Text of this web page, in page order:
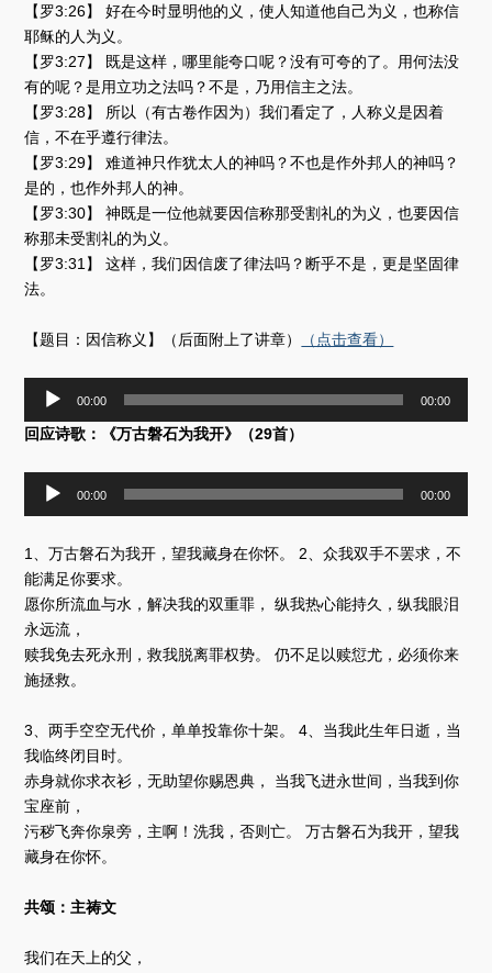
【罗3:26】 好在今时显明他的义，使人知道他自己为义，也称信
耶稣的人为义。
【罗3:27】 既是这样，哪里能夸口呢？没有可夸的了。用何法没
有的呢？是用立功之法吗？不是，乃用信主之法。
【罗3:28】 所以（有古卷作因为）我们看定了，人称义是因着
信，不在乎遵行律法。
【罗3:29】 难道神只作犹太人的神吗？不也是作外邦人的神吗？
是的，也作外邦人的神。
【罗3:30】 神既是一位他就要因信称那受割礼的为义，也要因信
称那未受割礼的为义。
【罗3:31】 这样，我们因信废了律法吗？断乎不是，更是坚固律
法。
【题目：因信称义】（后面附上了讲章） （点击查看）
播
00:00 00:00
回应诗歌：《万古磐石为我开》（29首）
放
器
00:00 00:00
1、万古磐石为我开，望我藏身在你怀。 2、众我双手不罢求，不
能满足你要求。
愿你所流血与水，解决我的双重罪， 纵我热心能持久，纵我眼泪
永远流，
赎我免去死永刑，救我脱离罪权势。 仍不足以赎愆尤，必须你来
施拯救。
3、两手空空无代价，单单投靠你十架。 4、当我此生年日逝，当
我临终闭目时。
赤身就你求衣衫，无助望你赐恩典， 当我飞进永世间，当我到你
宝座前，
污秽飞奔你泉旁，主啊！洗我，否则亡。 万古磐石为我开，望我
藏身在你怀。
共颂：主祷文
我们在天上的父，